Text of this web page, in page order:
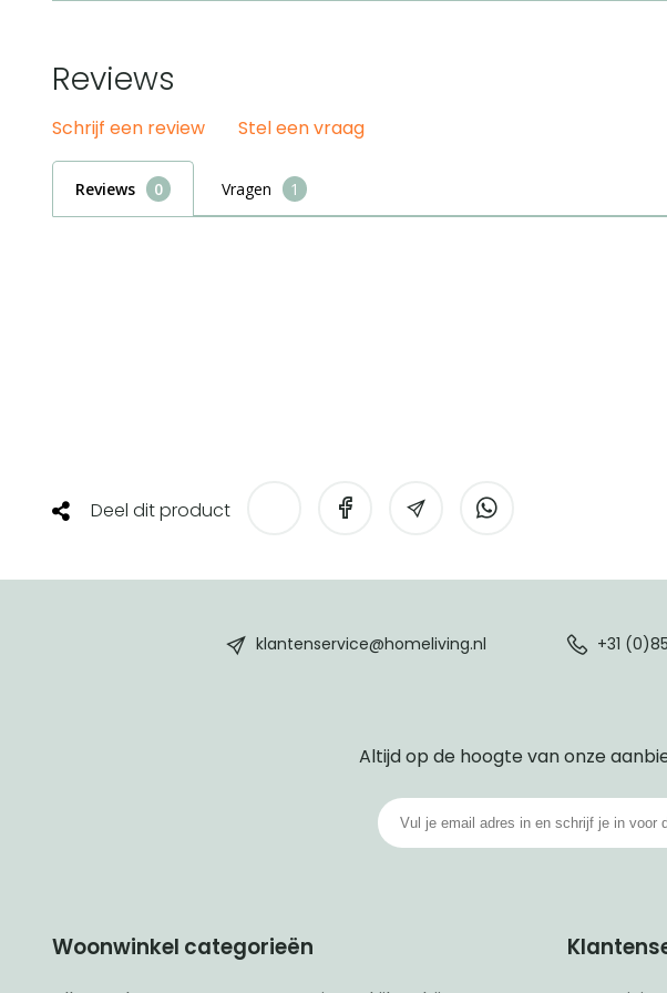
Reviews
Schrijf een review Stel een vraag
Reviews Vragen
Deel dit product
klantenservice@homeliving.nl +31
Altijd op de hoogte van onze
Woonwinkel categorieën